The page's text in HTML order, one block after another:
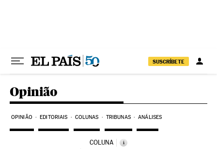
SUSCRÍBETE
Opinião
OPINIÃO EDITORIAIS COLUNAS TRIBUNAS ANÁLISES
COLUNA i